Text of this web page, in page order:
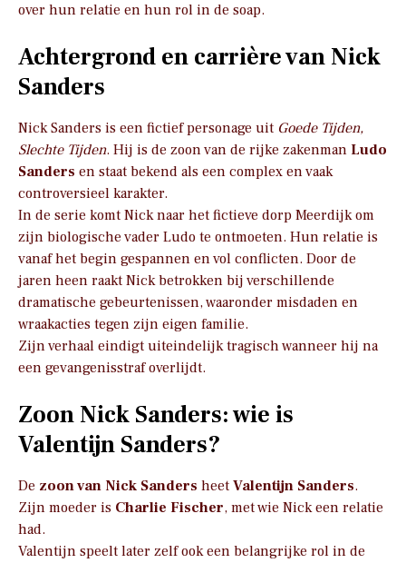
over hun relatie en hun rol in de soap.
Achtergrond en carrière van Nick
Sanders
Nick Sanders is een fictief personage uit Goede Tijden,
Slechte Tijden. Hij is de zoon van de rijke zakenman Ludo
Sanders en staat bekend als een complex en vaak
controversieel karakter.
In de serie komt Nick naar het fictieve dorp Meerdijk om
zijn biologische vader Ludo te ontmoeten. Hun relatie is
vanaf het begin gespannen en vol conflicten. Door de
jaren heen raakt Nick betrokken bij verschillende
dramatische gebeurtenissen, waaronder misdaden en
wraakacties tegen zijn eigen familie.
Zijn verhaal eindigt uiteindelijk tragisch wanneer hij na
een gevangenisstraf overlijdt.
Zoon Nick Sanders: wie is
Valentijn Sanders?
De zoon van Nick Sanders heet Valentijn Sanders.
Zijn moeder is Charlie Fischer, met wie Nick een relatie
had.
Valentijn speelt later zelf ook een belangrijke rol in de